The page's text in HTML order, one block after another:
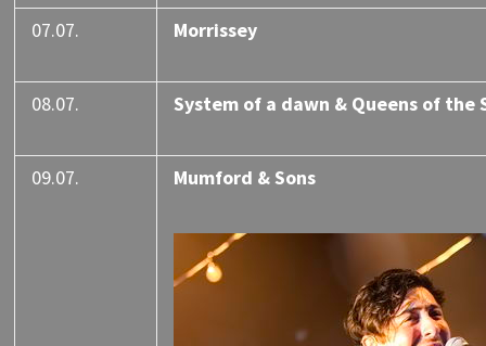
07.07. Morrissey
08.07. System of a dawn & Queens of the
09.07. Mumford & Sons